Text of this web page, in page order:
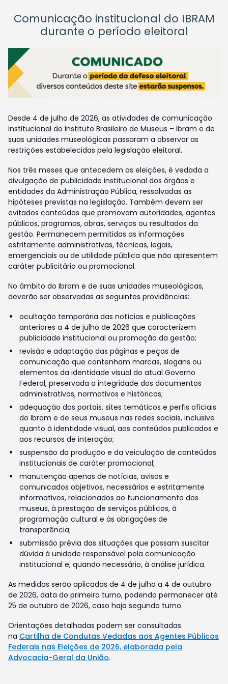
Comunicação institucional do IBRAM
durante o período eleitoral
Desde 4 de julho de 2026, as atividades de comunicação
institucional do Instituto Brasileiro de Museus – Ibram e de
suas unidades museológicas passaram a observar as
restrições estabelecidas pela legislação eleitoral.
Nos três meses que antecedem as eleições, é vedada a
divulgação de publicidade institucional dos órgãos e
entidades da Administração Pública, ressalvadas as
hipóteses previstas na legislação. Também devem ser
evitados conteúdos que promovam autoridades, agentes
públicos, programas, obras, serviços ou resultados da
gestão. Permanecem permitidas as informações
estritamente administrativas, técnicas, legais,
emergenciais ou de utilidade pública que não apresentem
caráter publicitário ou promocional.
No âmbito do Ibram e de suas unidades museológicas,
deverão ser observadas as seguintes providências:
ocultação temporária das notícias e publicações
anteriores a 4 de julho de 2026 que caracterizem
publicidade institucional ou promoção da gestão;
revisão e adaptação das páginas e peças de
comunicação que contenham marcas, slogans ou
elementos da identidade visual do atual Governo
Federal, preservada a integridade dos documentos
administrativos, normativos e históricos;
adequação dos portais, sites temáticos e perfis oficiais
do Ibram e de seus museus nas redes sociais, inclusive
quanto à identidade visual, aos conteúdos publicados e
aos recursos de interação;
suspensão da produção e da veiculação de conteúdos
institucionais de caráter promocional;
manutenção apenas de notícias, avisos e
comunicados objetivos, necessários e estritamente
informativos, relacionados ao funcionamento dos
museus, à prestação de serviços públicos, à
programação cultural e às obrigações de
transparência;
submissão prévia das situações que possam suscitar
dúvida à unidade responsável pela comunicação
institucional e, quando necessário, à análise jurídica.
As medidas serão aplicadas de 4 de julho a 4 de outubro
de 2026, data do primeiro turno, podendo permanecer até
25 de outubro de 2026, caso haja segundo turno.
Orientações detalhadas podem ser consultadas
na Cartilha de Condutas Vedadas aos Agentes Públicos
Federais nas Eleições de 2026, elaborada pela
Advocacia-Geral da União.